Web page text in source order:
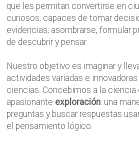
que les permitan convertirse en
curiosos, capaces de tomar
evidencias, asombrarse, formular
de descubrir y pensar.
Nuestro objetivo es imaginar y
actividades variadas e
ciencias. Concebimos a la ciencia
apasionante exploración: una
preguntas y buscar respuestas
el pensamiento lógico.